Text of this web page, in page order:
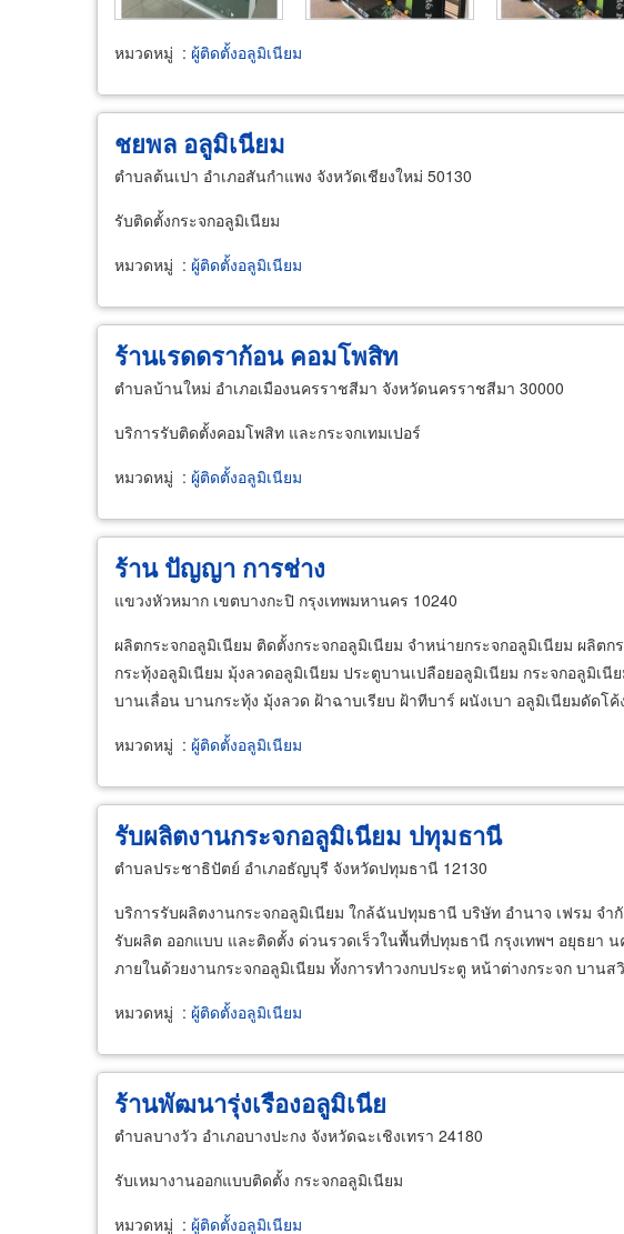
หมวดหมู่ : ผู้ติดตั้งอลูมิเนียม
ชยพล อลูมิเนียม
ตำบลต้นเปา อำเภอสันกำแพง จังหวัดเชียงใหม่ 50130
รับติดตั้งกระจกอลูมิเนียม
หมวดหมู่ : ผู้ติดตั้งอลูมิเนียม
ร้านเรดดราก้อน คอมโพสิท
ตำบลบ้านใหม่ อำเภอเมืองนครราชสีมา จังหวัดนครราชสีมา 30000
บริการรับติดตั้งคอมโพสิท และกระจกเทมเปอร์
หมวดหมู่ : ผู้ติดตั้งอลูมิเนียม
ร้าน ปัญญา การช่าง
แขวงหัวหมาก เขตบางกะปิ กรุงเทพมหานคร 10240
ผลิตกระจกอลูมิเนียม ติดตั้งกระจกอลูมิเนียม จำหน่ายกระจกอลูมิเนียม ผลิต
กระทุ้งอลูมิเนียม มุ้งลวดอลูมิเนียม ประตูบานเปลือยอลูมิเนียม กระจกอลูมิเ
บานเลื่อน บานกระทุ้ง มุ้งลวด ฝ้าฉาบเรียบ ฝ้าทีบาร์ ผนังเบา อลูมิเนียมดัดโค้
หมวดหมู่ : ผู้ติดตั้งอลูมิเนียม
รับผลิตงานกระจกอลูมิเนียม ปทุมธานี
ตำบลประชาธิปัตย์ อำเภอธัญบุรี จังหวัดปทุมธานี 12130
บริการรับผลิตงานกระจกอลูมิเนียม ใกล้ฉันปทุมธานี บริษัท อำนาจ เฟรม จำ
รับผลิต ออกแบบ และติดตั้ง ด่วนรวดเร็วในพื้นที่ปทุมธานี กรุงเทพฯ อยุธยา
ภายในด้วยงานกระจกอลูมิเนียม ทั้งการทำวงกบประตู หน้าต่างกระจก บานส
หมวดหมู่ : ผู้ติดตั้งอลูมิเนียม
ร้านพัฒนารุ่งเรืองอลูมิเนีย
ตำบลบางวัว อำเภอบางปะกง จังหวัดฉะเชิงเทรา 24180
รับเหมางานออกแบบติดตั้ง กระจกอลูมิเนียม
หมวดหมู่ : ผู้ติดตั้งอลูมิเนียม